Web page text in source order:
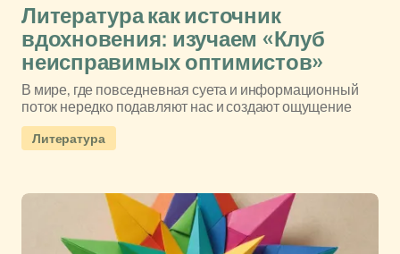
Литература как источник
вдохновения: изучаем «Клуб
неисправимых оптимистов»
В мире, где повседневная суета и информационный
поток нередко подавляют нас и создают ощущение
Литература